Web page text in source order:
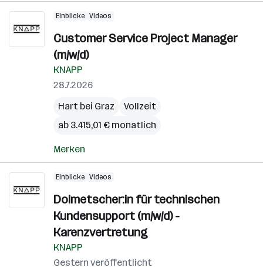
Einblicke Videos
Customer Service Project Manager
(m/w/d)
KNAPP
28.7.2026
Hart bei Graz
Vollzeit
ab 3.415,01 € monatlich
Merken
Einblicke Videos
Dolmetscher:in für technischen
Kundensupport (m/w/d) -
Karenzvertretung
KNAPP
Gestern veröffentlicht